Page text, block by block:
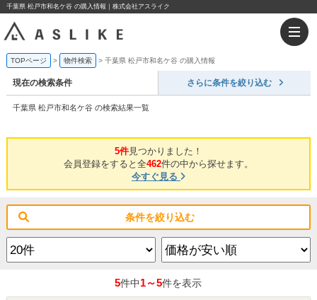
千葉県 松戸市和名ケ谷 の購入情報｜株式会社アスライク
TOPページ 物件検索 千葉県 松戸市和名ケ谷 の購入情報
現在の検索条件 さらに条件を絞り込む
千葉県 松戸市和名ケ谷 の検索結果一覧
5件見つかりました！
会員登録をすると全462件の中から探せます。
今すぐ見る
条件を絞り込む
5件中1～5件を表示